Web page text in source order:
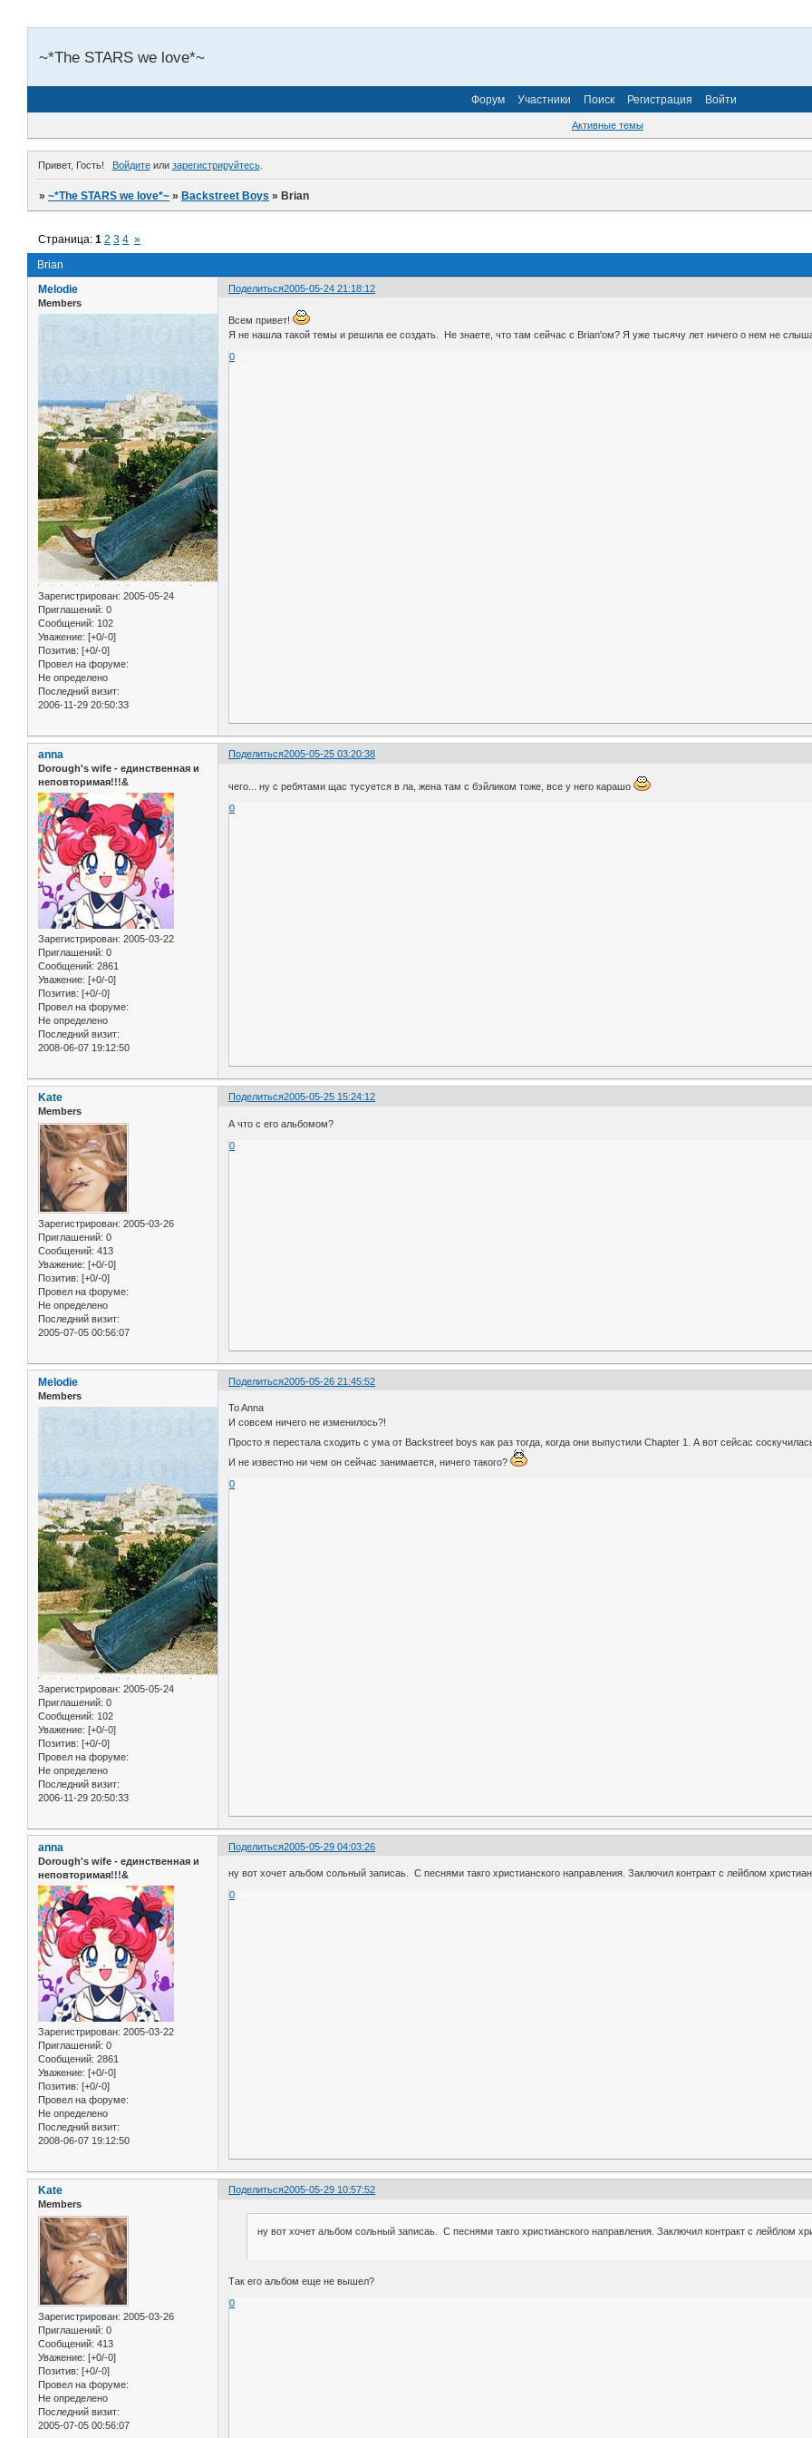
~*The STARS we love*~
Форум Участники Поиск Регистрация Войти
Активные темы
Привет, Гость! Войдитеили зарегистрируйтесь.
»~*The STARS we love*~ »Backstreet Boys »Brian
Brian
Страница:1 2 3 4 »
Поделиться2005-05-24 21:18:12
Melodie
Members
Зарегистрирован: 2005-05-24
Приглашений: 0
Сообщений: 102
Уважение: [+0/-0]
Позитив: [+0/-0]
Провел на форуме:
Не определено
Последний визит:
2006-11-29 20:50:33
Всем привет!
Я не нашла такой темы и решила ее создать. Не знаете, что там сейчас с Brian'ом? Я уже тысячу лет ничего о нем не
0
Поделиться2005-05-25 03:20:38
anna
Dorough's wife - единственная и
неповторимая!!!&
Зарегистрирован: 2005-03-22
Приглашений: 0
Сообщений: 2861
Уважение: [+0/-0]
Позитив: [+0/-0]
Провел на форуме:
Не определено
Последний визит:
2008-06-07 19:12:50
чего... ну с ребятами щас тусуется в ла, жена там с бэйликом тоже, все у него карашо
0
Поделиться2005-05-25 15:24:12
Kate
Members
Зарегистрирован: 2005-03-26
Приглашений: 0
Сообщений: 413
Уважение: [+0/-0]
Позитив: [+0/-0]
Провел на форуме:
Не определено
Последний визит:
2005-07-05 00:56:07
А что с его альбомом?
0
Поделиться2005-05-26 21:45:52
Melodie
Members
Зарегистрирован: 2005-05-24
Приглашений: 0
Сообщений: 102
Уважение: [+0/-0]
Позитив: [+0/-0]
Провел на форуме:
Не определено
Последний визит:
2006-11-29 20:50:33
To Anna
И совсем ничего не изменилось?!
Просто я перестала сходить с ума от Backstreet boys как раз тогда, когда они выпустили Chapter 1. А вот сейсас
И не известно ни чем он сейчас занимается, ничего такого?
0
Поделиться2005-05-29 04:03:26
anna
Dorough's wife - единственная и
неповторимая!!!&
Зарегистрирован: 2005-03-22
Приглашений: 0
Сообщений: 2861
Уважение: [+0/-0]
Позитив: [+0/-0]
Провел на форуме:
Не определено
Последний визит:
2008-06-07 19:12:50
ну вот хочет альбом сольный записаь. С песнями такго христианского направления. Заключил контракт с лейблом
0
Поделиться2005-05-29 10:57:52
Kate
Members
Зарегистрирован: 2005-03-26
Приглашений: 0
Сообщений: 413
Уважение: [+0/-0]
Позитив: [+0/-0]
Провел на форуме:
Не определено
Последний визит:
2005-07-05 00:56:07
ну вот хочет альбом сольный записаь. С песнями такго христианского направления. Заключил контракт с лейблом
Так его альбом еще не вышел?
0